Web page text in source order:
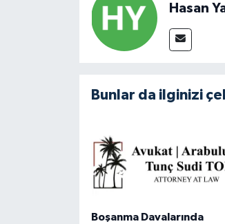
Hasan
Bunlar da ilginizi
Boşanma Davalarında